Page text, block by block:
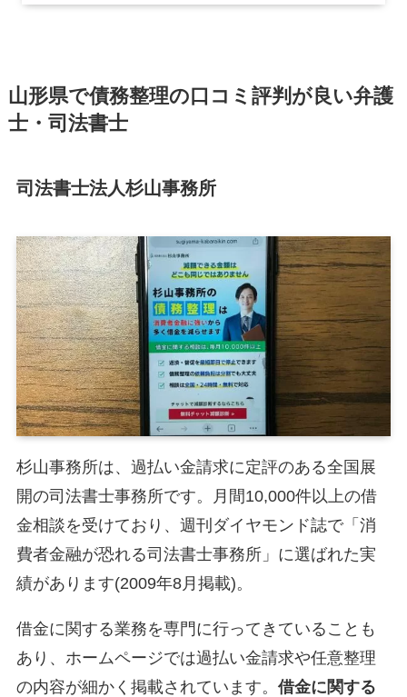
山形県で債務整理の口コミ評判が良い弁護
士・司法書士
司法書士法人杉山事務所
杉山事務所は、過払い金請求に定評のある全国展
開の司法書士事務所です。月間10,000件以上の借
金相談を受けており、週刊ダイヤモンド誌で「消
費者金融が恐れる司法書士事務所」に選ばれた実
績があります(2009年8月掲載)。
借金に関する業務を専門に行ってきていることも
あり、ホームページでは過払い金請求や任意整理
の内容が細かく掲載されています。 借金に関する